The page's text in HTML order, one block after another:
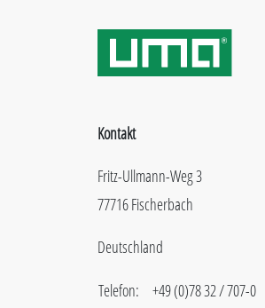
Kontakt
Fritz-Ullmann-Weg 3
77716 Fischerbach
Deutschland
Telefon:
+49 (0)78 32 / 707-0